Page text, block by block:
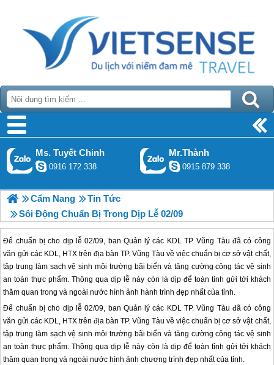
Ms. Tuyết Chinh
0916 172 338
Mr.Thành
0915 879 338
Cẩm Nang
Tin Tức
Sôi Động Chuẩn Bị Trong Dịp Lễ 02/09
Để chuẩn bị cho dịp lễ 02/09, ban Quản lý các KDL TP. Vũng Tàu đã có công
văn gửi các KDL, HTX trên địa bàn TP. Vũng Tàu về việc chuẩn bị cơ sở vật chất,
tập trung làm sạch vệ sinh môi trường bãi biển và tăng cường công tác vệ sinh
an toàn thực phẩm. Thông qua dịp lễ này còn là dịp để toàn tỉnh gửi tới khách
thăm quan trong và ngoài nước hình ảnh hành trình đẹp nhất của tỉnh.
Để chuẩn bị cho dịp lễ 02/09, ban Quản lý các KDL TP. Vũng Tàu đã có công
văn gửi các KDL, HTX trên địa bàn TP. Vũng Tàu về việc chuẩn bị cơ sở vật chất,
tập trung làm sạch vệ sinh môi trường bãi biển và tăng cường công tác vệ sinh
an toàn thực phẩm. Thông qua dịp lễ này còn là dịp để toàn tỉnh gửi tới khách
thăm quan trong và ngoài nước hình ảnh chương trình đẹp nhất của tỉnh.